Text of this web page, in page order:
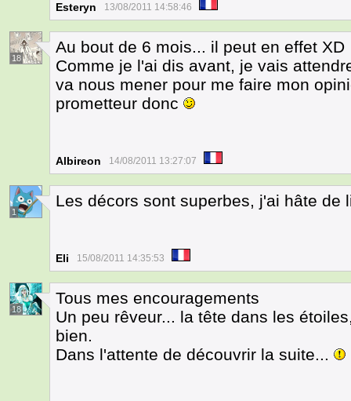
Esteryn 13/08/2011 14:58:46
18
Au bout de 6 mois... il peut en effet XD
Comme je l'ai dis avant, je vais
va nous mener pour me faire mon
prometteur donc
Albireon 14/08/2011 13:27:07
1
Les décors sont superbes, j'ai hâte de
Eli 15/08/2011 14:35:53
18
Tous mes encouragements
Un peu rêveur... la tête dans les
bien.
Dans l'attente de découvrir la suite...